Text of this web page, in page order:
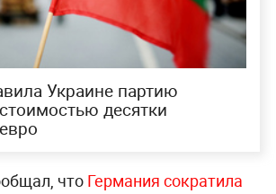
Украине партию
десятки
что Германия сократила